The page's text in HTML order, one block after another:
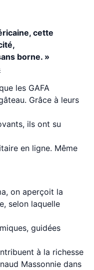
cette
borne. »
les GAFA
Grâce à leurs
ils ont su
en ligne. Même
on aperçoit la
selon laquelle
guidées
à la richesse
Massonnie dans